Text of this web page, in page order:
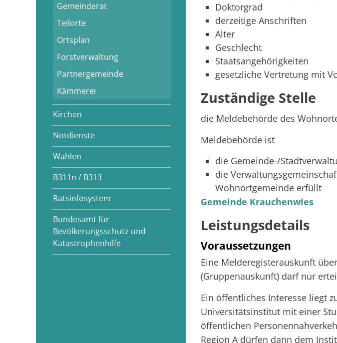
Gemeinderat
Teilorte
Ortsplan
Forstverwaltung
Partnergemeinde
Kämmerei
Kirchen
Notdienste
Wahlen
B311n / B313
Ratsinfosystem
Bundesamt für
Bevölkerungsschutz und
Katastrophenhilfe
Doktorgrad
derzeitige Anschriften
Alter
Geschlecht
Staatsangehörigkeiten
gesetzliche Vertretung mit
Zuständige Stelle
die Meldebehörde des
Meldebehörde ist
die Gemeinde-/
die
Wohnortgemeinde erfüllt
Gemeinde Krauchenwies
Leistungsdetails
Voraussetzungen
Eine Melderegisterauskunft
(Gruppenauskunft) darf nur
Ein öffentliches Interesse liegt
Universitätsinstitut mit einer
öffentlichen
Region A dürfen dann dem